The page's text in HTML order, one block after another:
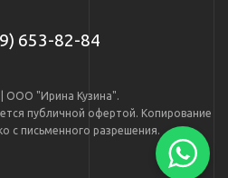
653-82-84
ООО "Ирина Кузина".
публичной офертой. Копирование
с письменного разрешения.